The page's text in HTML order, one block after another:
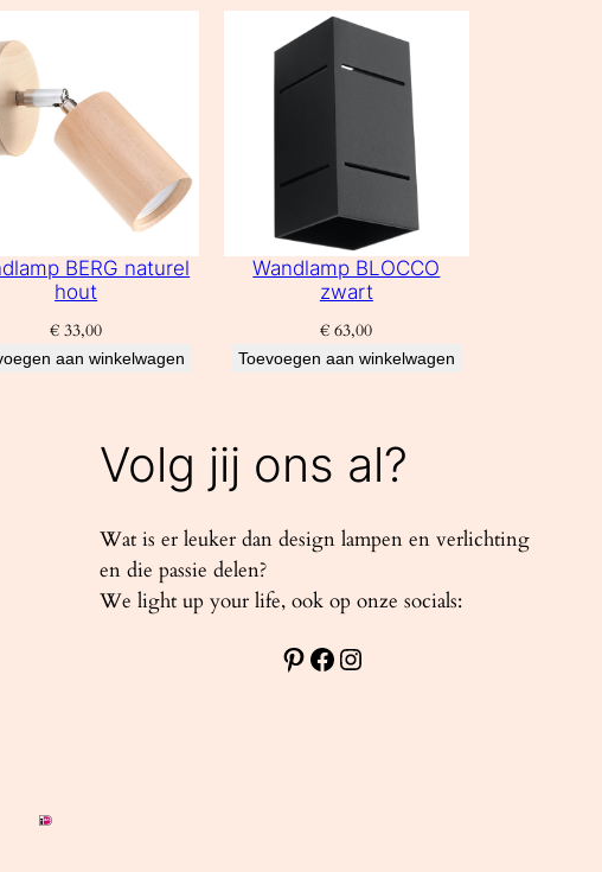
BERG naturel
hout
€ 33,00
aan winkelwagen
Wandlamp BLOCCO
zwart
€ 63,00
Toevoegen aan winkelwagen
Volg jij ons al?
Wat is er leuker dan design lampen en verlichting
en die passie delen?
We light up your life, ook op onze socials:
Pinterest Facebook Instagram